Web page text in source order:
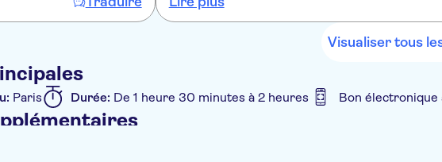
Visualiser tous
Paris Durée: De 1 heure 30 minutes à 2 heures Bon électronique